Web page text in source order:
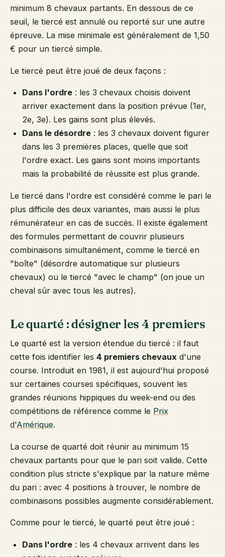
minimum 8 chevaux partants. En dessous de ce
seuil, le tiercé est annulé ou reporté sur une autre
épreuve. La mise minimale est généralement de 1,50
€ pour un tiercé simple.
Le tiercé peut être joué de deux façons :
Dans l'ordre : les 3 chevaux choisis doivent
arriver exactement dans la position prévue (1er,
2e, 3e). Les gains sont plus élevés.
Dans le désordre : les 3 chevaux doivent figurer
dans les 3 premières places, quelle que soit
l'ordre exact. Les gains sont moins importants
mais la probabilité de réussite est plus grande.
Le tiercé dans l'ordre est considéré comme le pari le
plus difficile des deux variantes, mais aussi le plus
rémunérateur en cas de succès. Il existe également
des formules permettant de couvrir plusieurs
combinaisons simultanément, comme le tiercé en
"boîte" (désordre automatique sur plusieurs
chevaux) ou le tiercé "avec le champ" (on joue un
cheval sûr avec tous les autres).
Le quarté : désigner les 4 premiers
Le quarté est la version étendue du tiercé : il faut
cette fois identifier les 4 premiers chevaux d'une
course. Introduit en 1981, il est aujourd'hui proposé
sur certaines courses spécifiques, souvent les
grandes réunions hippiques du week-end ou des
compétitions de référence comme le Prix
d'Amérique.
La course de quarté doit réunir au minimum 15
chevaux partants pour que le pari soit valide. Cette
condition plus stricte s'explique par la nature même
du pari : avec 4 positions à trouver, le nombre de
combinaisons possibles augmente considérablement.
Comme pour le tiercé, le quarté peut être joué :
Dans l'ordre : les 4 chevaux arrivent dans les